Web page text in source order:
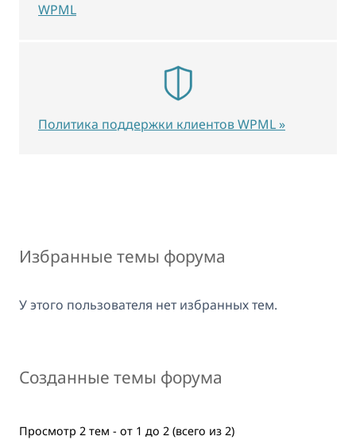
Избранные темы форума
У этого пользователя нет избранных тем.
Созданные темы форума
Просмотр 2 тем - от 1 до 2 (всего из 2)
WPML
Политика поддержки клиентов WPML »